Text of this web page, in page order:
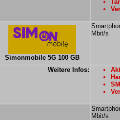
Simonmobile 5G 100 GB
Mbit/s
Weitere Infos:
Mbit/s